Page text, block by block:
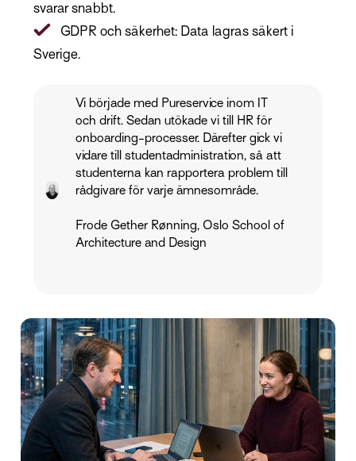
svarar snabbt.
GDPR och säkerhet: Data lagras säkert i
Sverige.
Vi började med Pureservice inom IT
och drift. Sedan utökade vi till HR för
onboarding-processer. Därefter gick vi
vidare till studentadministration, så att
studenterna kan rapportera problem till
rådgivare för varje ämnesområde.
Frode Gether Rønning, Oslo School of
Architecture and Design